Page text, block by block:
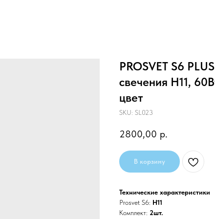
PROSVET S6
свечения H11,
цвет
SKU: SL023
2800,00 р.
В корзину
Технические характеристики
Prosvet S6: H11
Комплект: 2шт.